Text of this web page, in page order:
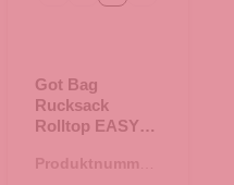
Got Bag
Rucksack
Rolltop EASY
Produktnummer: